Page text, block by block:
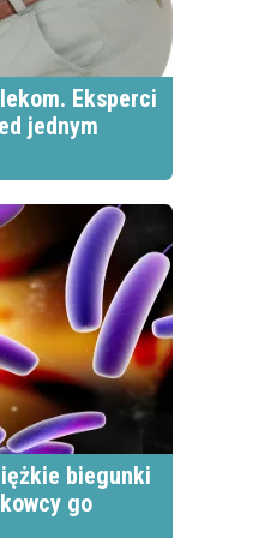
Eksperci
jednym
biegunki
go